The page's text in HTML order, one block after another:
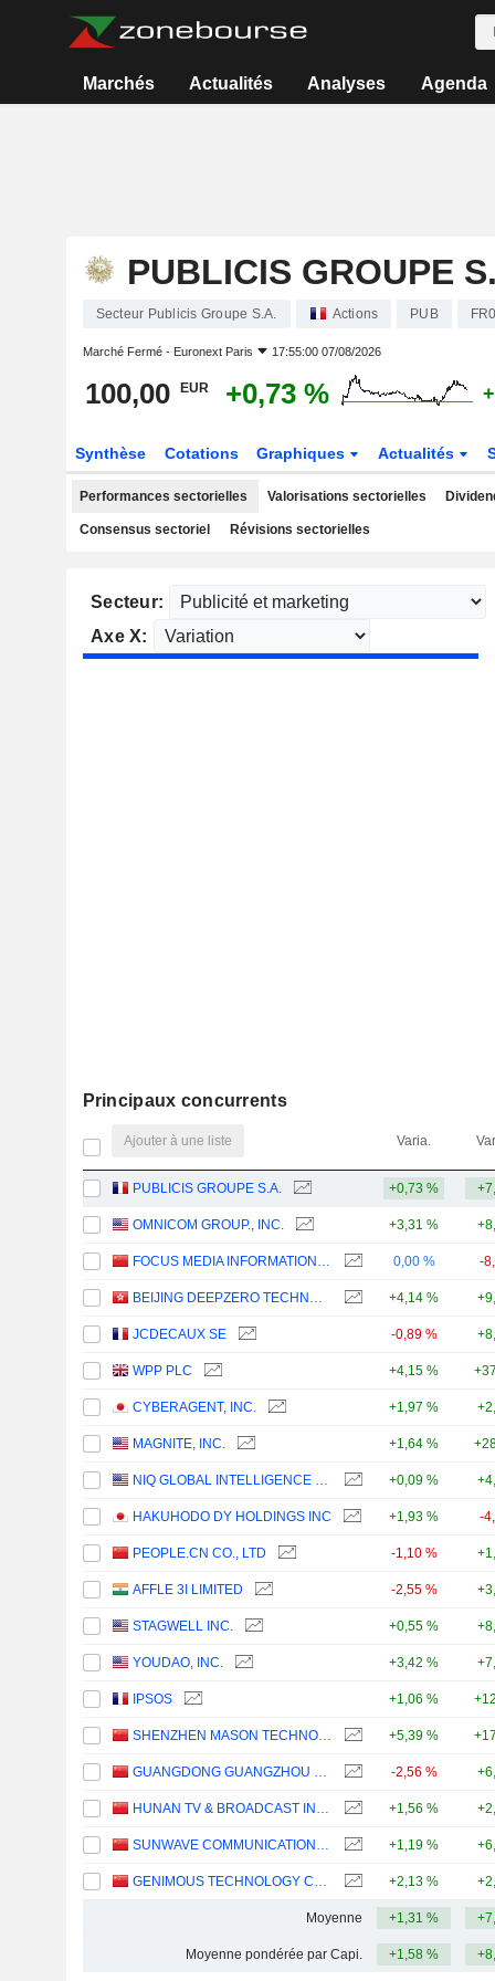
Marchés Actualités Analyses Agenda
PUBLICIS GROUPE
Secteur Publicis Groupe S.A. Actions PUB
Marché Fermé - Euronext Paris 17:55:00 07/08/2026
100,00 EUR +0,73 %
Synthèse Cotations Graphiques Actualités
Performances sectorielles Valorisations sectorielles
Consensus sectoriel Révisions sectorielles
Secteur:
Axe X:
Principaux concurrents
Ajouter à une liste Varia.
PUBLICIS GROUPE S.A. +0,73 %
OMNICOM GROUP., INC. +3,31 %
FOCUS MEDIA INFORMATION TECHNOLOGY CO., LTD. 0,00 % -
BEIJING DEEPZERO TECHNOLOGY CO., LTD. +4,14 %
JCDECAUX SE -0,89 %
WPP PLC +4,15 %
CYBERAGENT, INC. +1,97 %
MAGNITE, INC. +1,64 %
NIQ GLOBAL INTELLIGENCE PLC +0,09 %
HAKUHODO DY HOLDINGS INC +1,93 % -
PEOPLE.CN CO., LTD -1,10 %
AFFLE 3I LIMITED -2,55 %
STAGWELL INC. +0,55 %
YOUDAO, INC. +3,42 %
IPSOS +1,06 %
SHENZHEN MASON TECHNOLOGIES CO.,LTD +5,39 %
GUANGDONG GUANGZHOU DAILY MEDIA CO., LTD. -2,56 %
HUNAN TV & BROADCAST INTERMEDIARY CO., LTD. +1,56 %
SUNWAVE COMMUNICATIONS CO.LTD +1,19 %
GENIMOUS TECHNOLOGY CO., LTD. +2,13 %
Moyenne +1,31 %
Moyenne pondérée par Capi. +1,58 %